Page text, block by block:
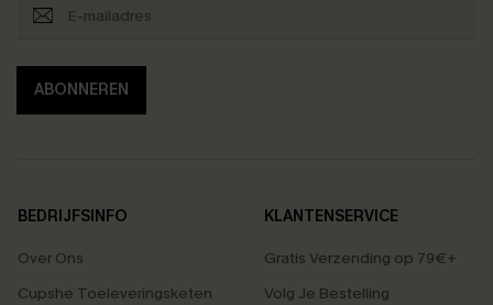
ABONNEREN
BEDRIJFSINFO
Over Ons
Cupshe Toeleveringsketen
KLANTENSERVICE
Gratis Verzending op 79€+
Volg Je Bestelling